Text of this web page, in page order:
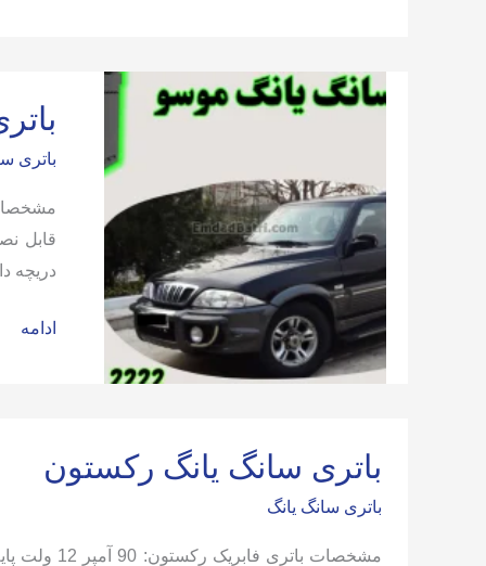
یانگ
کایرون
باتری
دریچه
باتری
ادامه
باتری سانگ یانگ رکستون
باتری سانگ یانگ